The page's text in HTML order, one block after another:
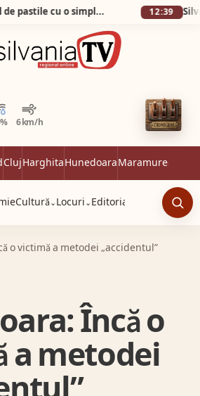
Cum am scăpat de pumnul de pastile cu o simplă apă minerală! 12:39
6 km/h
ClujHarghitaHunedoaraMaramureș
Cultură ⌄ Locuri ⌄ Editorial
o victimă a metodei „accidentul”
Încă o
a metodei